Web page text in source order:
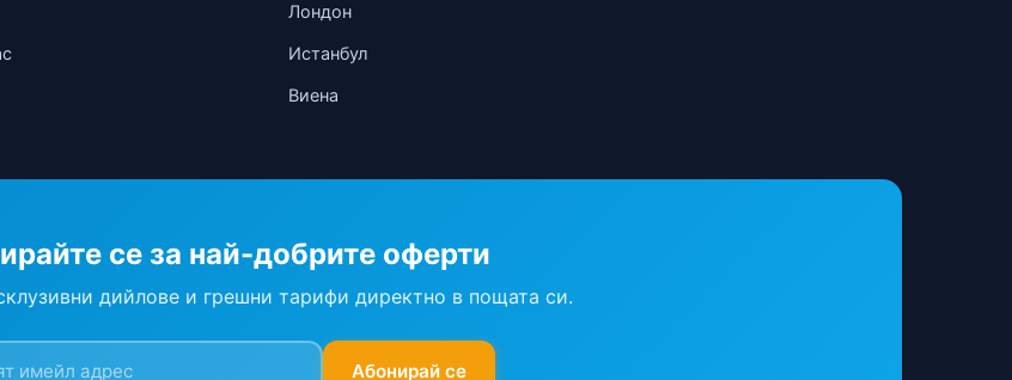
Лондон
Истанбул
Виена
се за най-добрите оферти
дийлове и грешни тарифи директно в пощата си.
Абонирай се